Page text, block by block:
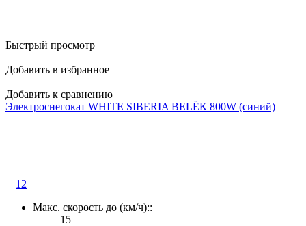
Быстрый просмотр
Добавить в избранное
Добавить к сравнению
Электроснегокат WHITE SIBERIA BELЁК 800W (синий)
12
Макс. скорость до (км/ч)::
15